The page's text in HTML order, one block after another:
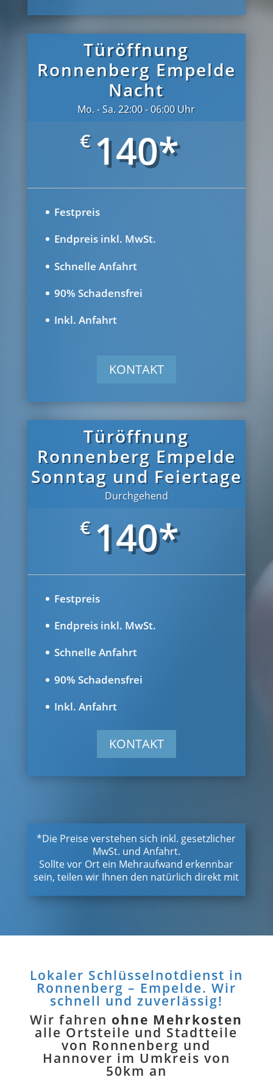
Türöffnung
Ronnenberg Empelde
Nacht
Mo. - Sa. 22:00 - 06:00 Uhr
€ 140*
Festpreis
Endpreis inkl. MwSt.
Schnelle Anfahrt
90% Schadensfrei
Inkl. Anfahrt
KONTAKT
Türöffnung
Ronnenberg Empelde
Sonntag und Feiertage
Durchgehend
€ 140*
Festpreis
Endpreis inkl. MwSt.
Schnelle Anfahrt
90% Schadensfrei
Inkl. Anfahrt
KONTAKT
*Die Preise verstehen sich inkl. gesetzlicher
MwSt. und Anfahrt.
Sollte vor Ort ein Mehraufwand erkennbar
sein, teilen wir Ihnen den natürlich direkt mit
Lokaler Schlüsselnotdienst in
Ronnenberg – Empelde. Wir
schnell und zuverlässig!
Wir fahren ohne Mehrkosten
alle Ortsteile und Stadtteile
von Ronnenberg und
Hannover im Umkreis von
50km an